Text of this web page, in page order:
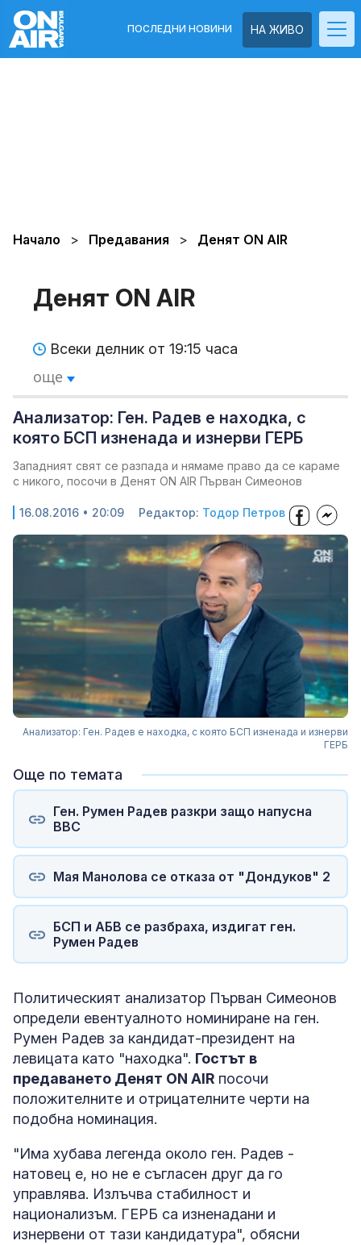
НА ЖИВО
ПОСЛЕДНИ НОВИНИ
Начало Предавания Денят ON AIR
Денят ON AIR
Всеки делник от 19:15 часа
още
Анализатор: Ген. Радев е находка, с
която БСП изненада и изнерви ГЕРБ
Западният свят се разпада и нямаме право да се караме
с никого, посочи в Денят ON AIR Първан Симеонов
16.08.2016 • 20:09 Редактор: Тодор Петров
Анализатор: Ген. Радев е находка, с която БСП изненада и изнерви
ГЕРБ
Още по темата
Ген. Румен Радев разкри защо напусна
ВВС
Мая Манолова се отказа от "Дондуков" 2
БСП и АБВ се разбраха, издигат ген.
Румен Радев
Политическият анализатор Първан Симеонов
определи евентуалното номиниране на ген.
Румен Радев за кандидат-президент на
левицата като "находка". Гостът в
предаването Денят ON AIR посочи
положителните и отрицателните черти на
подобна номинация.
"Има хубава легенда около ген. Радев -
натовец е, но не е съгласен друг да го
управлява. Излъчва стабилност и
национализъм. ГЕРБ са изненадани и
изнервени от тази кандидатура", обясни